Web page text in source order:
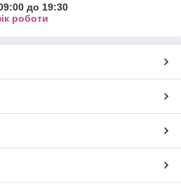
до 19:30
роботи